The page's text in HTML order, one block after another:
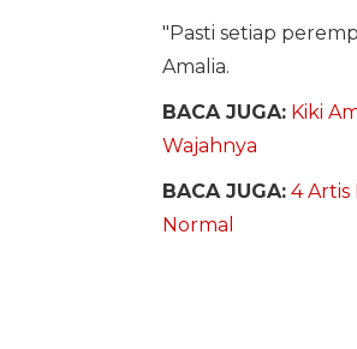
"Pasti setiap
Amalia.
BACA JUGA: Kiki
Wajahnya
BACA JUGA:4 Artis
Normal